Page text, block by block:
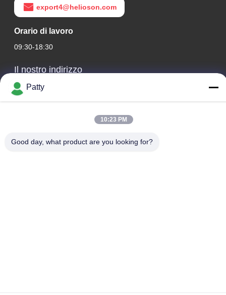
export4@helioson.com
Orario di lavoro
09:30-18:30
Il nostro indirizzo
Indirizzo Azienda
Sala 1801-1803, edificio A3, Greenland Central Plaza,
distretto di Huangpu, Guangzhou, Cina
No. 8 Longdong Road, Parco industriale ad alta tecnologia,
Patty
10:23 PM
Good day, what product are you looking for?